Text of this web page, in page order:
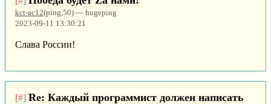
kct-ac12(ping,50) — hugeping
2023-09-11 13:30:21
Слава России!
[#] Re: Каждый программист должен написать